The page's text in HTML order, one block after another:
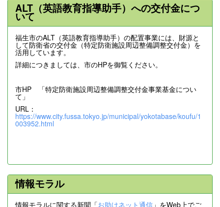
ALT（英語教育指導助手）への交付金につ
いて
福生市のALT（英語教育指導助手）の配置事業には、財源と
して防衛省の交付金（特定防衛施設周辺整備調整交付金）を
活用しています。
詳細につきましては、市のHPを御覧ください。
市HP 「特定防衛施設周辺整備調整交付金事業基金につい
て」
URL：
https://www.city.fussa.tokyo.jp/municipal/yokotabase/koufu/1
003952.html
情報モラル
情報モラルに関する新聞「お助けネット通信 」をWeb上でご